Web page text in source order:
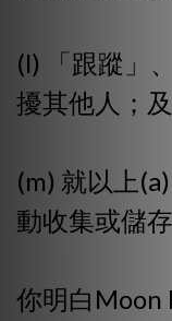
(l) 「跟蹤」
擾其他人；
(m) 就以上
動收集或儲
你明白Moon